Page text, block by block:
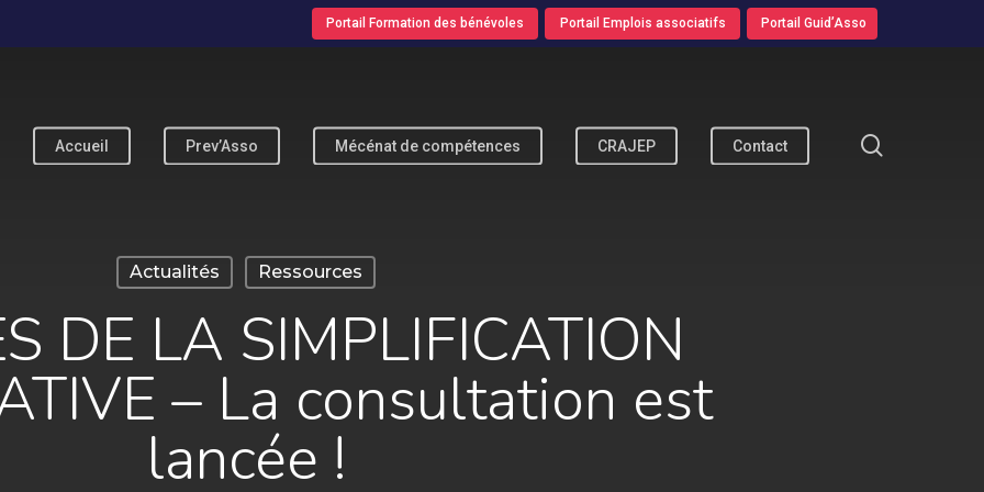
Portail Formation des bénévoles Portail Emplois associatifs Portail Guid’Asso
fermer
Accueil Prev’Asso Mécénat de compétences CRAJEP Contact
Actualités Ressources
DE LA SIMPLIFICATION
– La consultation est
lancée !